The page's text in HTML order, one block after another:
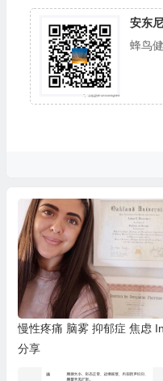
安东
蜂鸟
慢性疼痛 脑雾 抑郁症 焦虑
分享